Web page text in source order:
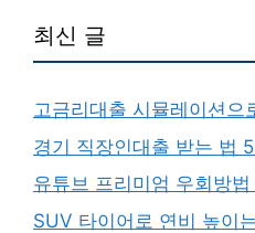
최신 글
고금리대출 시뮬레이션으
경기 직장인대출 받는 법
유튜브 프리미엄 우회방
SUV 타이어로 연비 높이